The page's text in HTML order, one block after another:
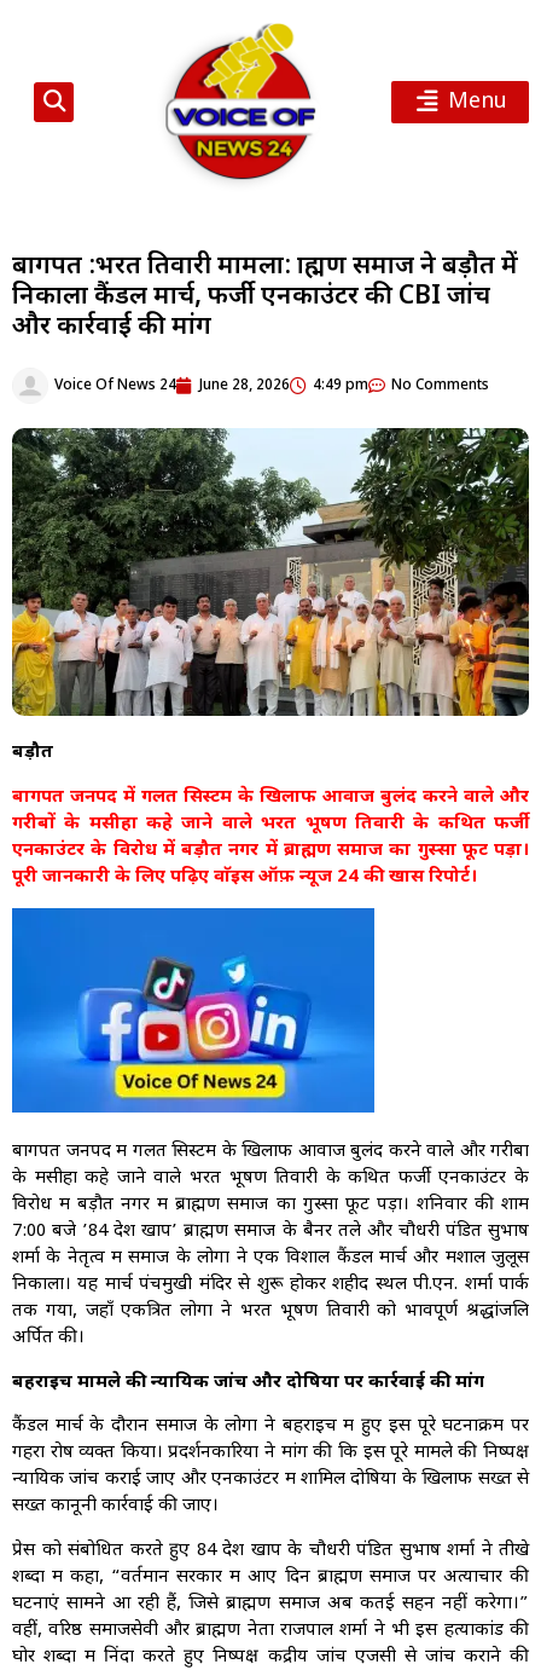
Menu
बागपत :भरत तिवारी मामला: ब्राह्मण समाज ने बड़ौत में
निकाला कैंडल मार्च, फर्जी एनकाउंटर की CBI जांच
और कार्रवाई की मांग
Voice Of News 24 June 28, 2026 4:49 pm No Comments
बड़ौत
बागपत जनपद में गलत सिस्टम के खिलाफ आवाज बुलंद करने वाले और
गरीबों के मसीहा कहे जाने वाले भरत भूषण तिवारी के कथित फर्जी
एनकाउंटर के विरोध में बड़ौत नगर में ब्राह्मण समाज का गुस्सा फूट पड़ा।
पूरी जानकारी के लिए पढ़िए वाॅइस ऑफ़ न्यूज 24 की खास रिपोर्ट।
बागपत जनपद में गलत सिस्टम के खिलाफ आवाज बुलंद करने वाले और गरीबों
के मसीहा कहे जाने वाले भरत भूषण तिवारी के कथित फर्जी एनकाउंटर के
विरोध में बड़ौत नगर में ब्राह्मण समाज का गुस्सा फूट पड़ा। शनिवार की शाम
7:00 बजे ’84 देश खाप’ ब्राह्मण समाज के बैनर तले और चौधरी पंडित सुभाष
शर्मा के नेतृत्व में समाज के लोगों ने एक विशाल कैंडल मार्च और मशाल जुलूस
निकाला। यह मार्च पंचमुखी मंदिर से शुरू होकर शहीद स्थल पी.एन. शर्मा पार्क
तक गया, जहाँ एकत्रित लोगों ने भरत भूषण तिवारी को भावपूर्ण श्रद्धांजलि
अर्पित की।
बहराइच मामले की न्यायिक जांच और दोषियों पर कार्रवाई की मांग
कैंडल मार्च के दौरान समाज के लोगों ने बहराइच में हुए इस पूरे घटनाक्रम पर
गहरा रोष व्यक्त किया। प्रदर्शनकारियों ने मांग की कि इस पूरे मामले की निष्पक्ष
न्यायिक जांच कराई जाए और एनकाउंटर में शामिल दोषियों के खिलाफ सख्त से
सख्त कानूनी कार्रवाई की जाए।
प्रेस को संबोधित करते हुए 84 देश खाप के चौधरी पंडित सुभाष शर्मा ने तीखे
शब्दों में कहा, “वर्तमान सरकार में आए दिन ब्राह्मण समाज पर अत्याचार की
घटनाएं सामने आ रही हैं, जिसे ब्राह्मण समाज अब कतई सहन नहीं करेगा।”
वहीं, वरिष्ठ समाजसेवी और ब्राह्मण नेता राजपाल शर्मा ने भी इस हत्याकांड की
घोर शब्दों में निंदा करते हुए निष्पक्ष केंद्रीय जांच एजेंसी से जांच कराने की